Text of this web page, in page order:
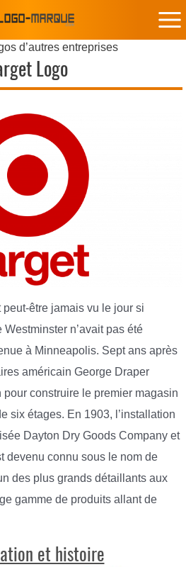
d’autres entreprises
Logo
peut-être jamais vu le jour si
Westminster n’avait pas été
à Minneapolis. Sept ans après
américain George Draper
pour construire le premier magasin
six étages. En 1903, l’installation
Dayton Dry Goods Company et
devenu connu sous le nom de
des plus grands détaillants aux
gamme de produits allant de
et histoire